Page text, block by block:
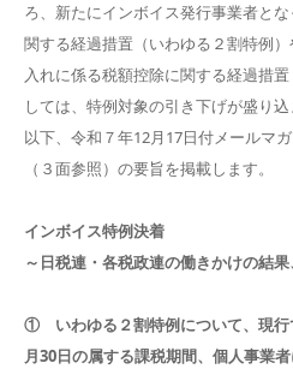
ろ、新たにインボイス発行事業者と
関する経過措置（いわゆる２割特例
入れに係る税額控除に関する経過措
しては、特例対象の引き下げが盛り込
以下、令和７年12月17日付メールマ
（３面参照）の要旨を掲載します。
インボイス特例決着
～日税連・各税政連の働きかけの結
① いわゆる２割特例について、現行
月30日の属する課税期間、個人事業